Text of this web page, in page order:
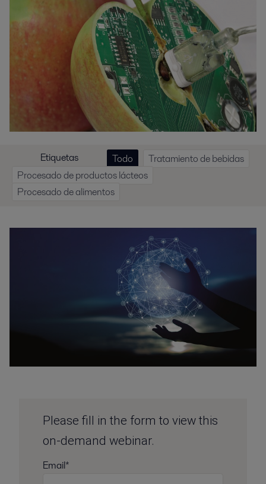
Etiquetas Todo
Tratamiento de bebidas
Procesado de productos lácteos
Procesado de alimentos
Please fill in the form to view this
on-demand webinar.
Email*